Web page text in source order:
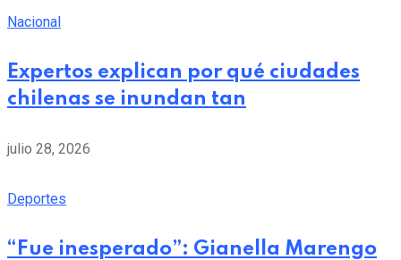
Nacional
Expertos explican por qué ciudades
chilenas se inundan tan
julio 28, 2026
Deportes
“Fue inesperado”: Gianella Marengo